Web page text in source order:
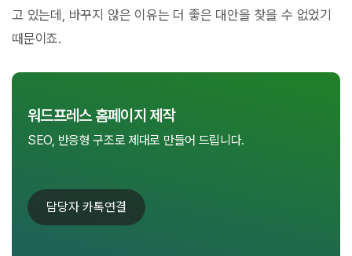
고 있는데, 바꾸지 않은 이유는 더 좋은 대안을 찾을 수 없었기
때문이죠.
워드프레스 홈페이지 제작
SEO, 반응형 구조로 제대로 만들어 드립니다.
담당자 카톡연결